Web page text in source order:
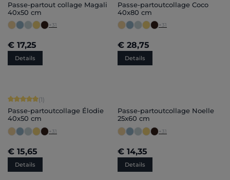
Passe-partout collage Magali
40x50 cm
+31
€ 17,25
Details
Passe-partoutcollage Coco
40x80 cm
+31
€ 28,75
Details
Gemiddelde waardering van 5 van 5 sterren
(1)
Passe-partoutcollage Élodie
40x50 cm
+31
€ 15,65
Details
Passe-partoutcollage Noelle
25x60 cm
+31
€ 14,35
Details